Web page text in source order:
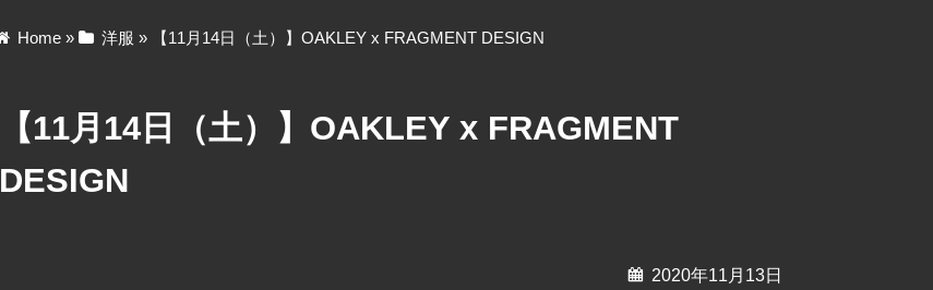
Home » 洋服 » 【11月14日（土）】OAKLEY x FRAGMENT DESIGN
【11月14日（土）】OAKLEY x FRAGMENT
DESIGN
calendar 2020年11月13日